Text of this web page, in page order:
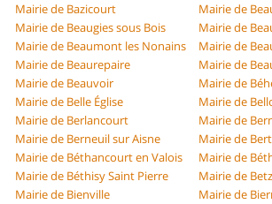
Mairie de Bazicourt
Mairie de
Mairie de Beaugies sous Bois
Mairie de
Mairie de Beaumont les Nonains
Mairie de
Mairie de Beaurepaire
Mairie de
Mairie de Beauvoir
Mairie de
Mairie de Belle Église
Mairie de
Mairie de Berlancourt
Mairie de
Mairie de Berneuil sur Aisne
Mairie de
Mairie de Béthancourt en Valois
Mairie de
Mairie de Béthisy Saint Pierre
Mairie de Betz
Mairie de Bienville
Mairie de